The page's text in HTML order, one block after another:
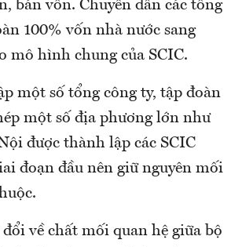
bán vốn. Chuyển dần các tổng
100% vốn nhà nước sang
mô hình chung của SCIC.
một số tổng công ty, tập đoàn
một số địa phương lớn như
được thành lập các SCIC
đoạn đầu nên giữ nguyên mối
về chất mối quan hệ giữa bộ